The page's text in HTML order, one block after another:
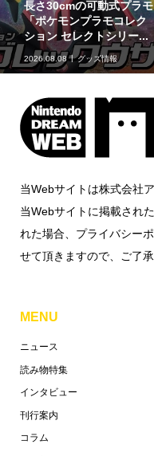
最初のパートナーポケモ
ンなど30種！「ポケット
モンスター30周年 ミニ...
2026.08.07 グッズ情報
当Webサイトは株式会社
当Webサイトに掲載され
れた場合、プライバシー
せて頂きますので、ご了承
MENU
ニュース
読み物特集
インタビュー
刊行案内
コラム